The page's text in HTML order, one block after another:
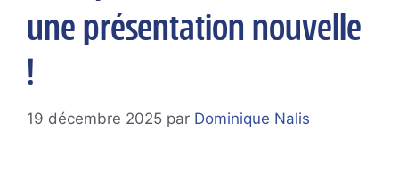
une présentation nouvelle
!
19 décembre 2025 par Dominique Nalis